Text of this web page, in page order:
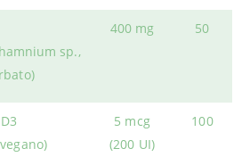
sp.,
400 mg 50
5 mcg
(200 UI)
100